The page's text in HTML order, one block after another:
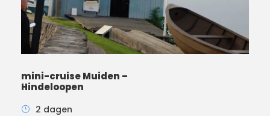
mini-cruise Muiden –
Hindeloopen
2 dagen